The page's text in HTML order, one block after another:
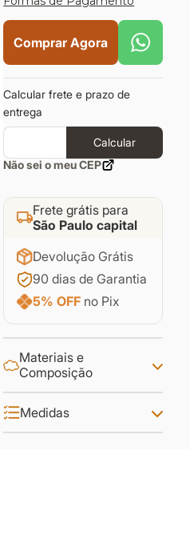
Comprar Agora
Calcular frete e prazo de
entrega
Calcular
Não sei o meu CEP
Frete grátis para
São Paulo capital
Devolução Grátis
90 dias de Garantia
5% OFF no Pix
Materiais e
Composição
Medidas